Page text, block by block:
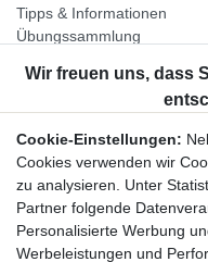
Tipps & Informationen
Übungssammlung
Unternehmen
Widerrufsrecht
Bestellung widerrufen
Datenschutzerklärung
AGB
Cookie-Einstellungen:
Cookies verwenden wir
zu analysieren. Unter
Partner folgende
Personalisierte Werbung
Werbeleistungen und